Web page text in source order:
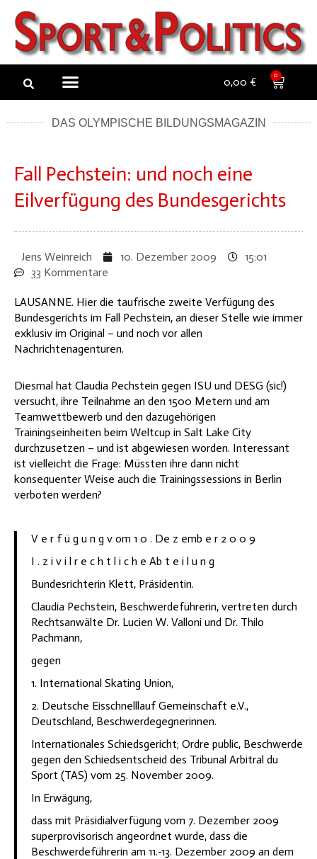
Zum
Inhalt
springen
0,00 € 0
DAS OLYMPISCHE BILDUNGSMAGAZIN
Fall Pechstein: und noch eine
Eilverfügung des Bundesgerichts
Jens Weinreich 10. Dezember 2009
15:01
33 Kommentare
LAUSANNE. Hier die taufrische zweite Verfügung des
Bundesgerichts im Fall Pechstein, an dieser Stelle wie immer
exklusiv im Original – und noch vor allen
Nachrichtenagenturen.
Diesmal hat Claudia Pechstein gegen ISU und DESG (sic!)
versucht, ihre Teilnahme an den 1500 Metern und am
Teamwettbewerb und den dazugehörigen
Trainingseinheiten beim Weltcup in Salt Lake City
durchzusetzen – und ist abgewiesen worden. Interessant
ist vielleicht die Frage: Müssten ihre dann nicht
konsequenter Weise auch die Trainingssessions in Berlin
verboten werden?
V e r f ü g u n g v om 1 0 . De z emb e r 2 0 0 9
I . z i v i l r e c h t l i c h e Ab t e i l u n g
Bundesrichterin Klett, Präsidentin.
Claudia Pechstein, Beschwerdeführerin, vertreten durch
Rechtsanwälte Dr. Lucien W. Valloni und Dr. Thilo
Pachmann,
gegen
1. International Skating Union,
2. Deutsche Eisschnelllauf Gemeinschaft e.V.,
Deutschland, Beschwerdegegnerinnen.
Internationales Schiedsgericht; Ordre public, Beschwerde
gegen den Schiedsentscheid des Tribunal Arbitral du
Sport (TAS) vom 25. November 2009.
In Erwägung,
dass mit Präsidialverfügung vom 7. Dezember 2009
superprovisorisch angeordnet wurde, dass die
Beschwerdeführerin am 11.-13. Dezember 2009 an dem